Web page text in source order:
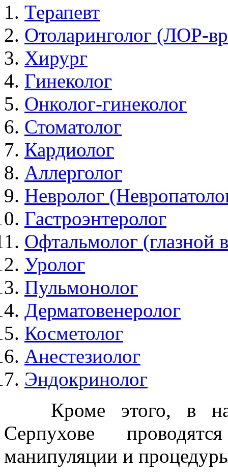
Терапевт
Отоларинголог (ЛОР-
Хирург
Гинеколог
Онколог-гинеколог
Стоматолог
Кардиолог
Аллерголог
Невролог
Гастроэнтеролог
Офтальмолог (глазной
Уролог
Пульмонолог
Дерматовенеролог
Косметолог
Анестезиолог
Эндокринолог
Кроме этого, в
Серпухове
манипуляции и